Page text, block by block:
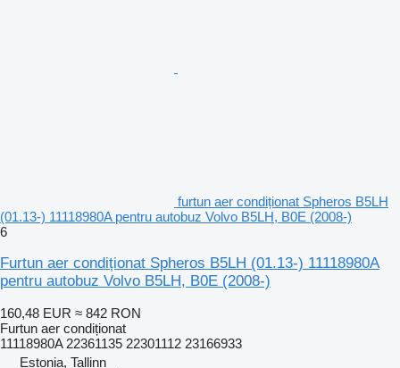
furtun aer condiționat Spheros B5LH
(01.13-) 11118980A pentru autobuz Volvo B5LH, B0E (2008-)
6
Furtun aer condiționat Spheros B5LH (01.13-) 11118980A
pentru autobuz Volvo B5LH, B0E (2008-)
160,48 EUR ≈ 842 RON
Furtun aer condiționat
11118980A 22361135 22301112 23166933
Estonia, Tallinn